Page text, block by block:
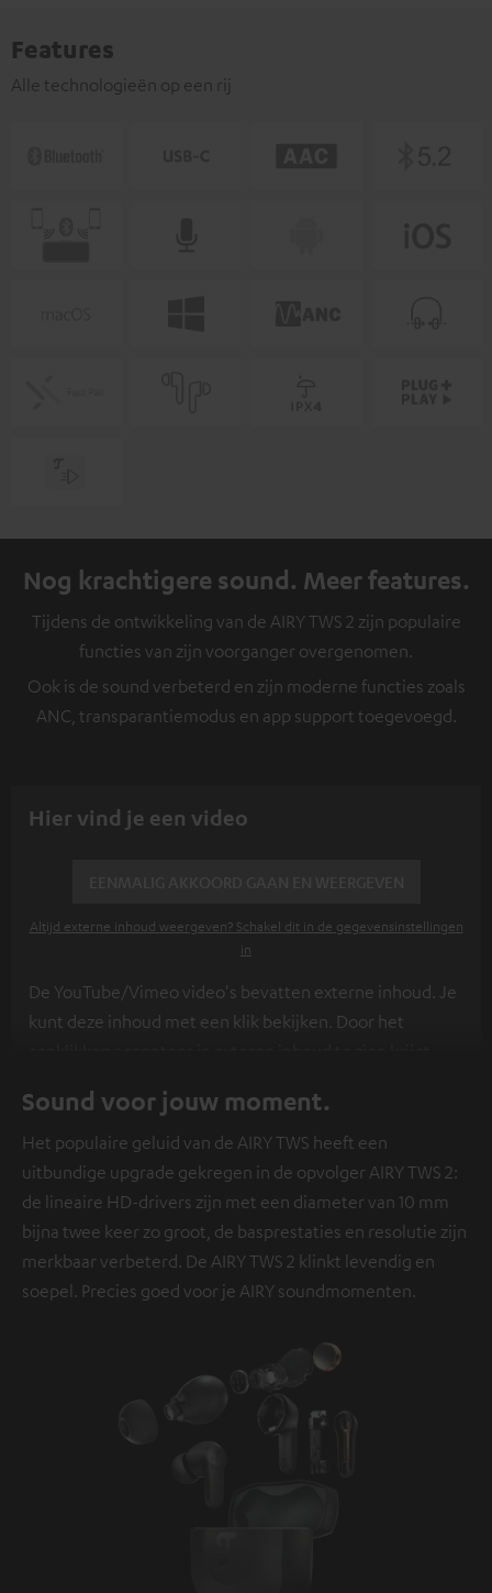
Features
Alle technologieën op een rij
Nog krachtigere sound. Meer features.
Tijdens de ontwikkeling van de AIRY TWS 2 zijn populaire
functies van zijn voorganger overgenomen.
Ook is de sound verbeterd en zijn moderne functies zoals
ANC, transparantiemodus en app support toegevoegd.
Hier vind je een video
Altijd externe inhoud weergeven? Schakel dit in de gegevensinstellingen
in
De YouTube/Vimeo video's bevatten externe inhoud. Je
kunt deze inhoud met een klik bekijken. Door het
verzameld en aan derden doorgestuurd. Meer info
hierover vind je in onsprivacybeleid.
Sound voor jouw moment.
Het populaire geluid van de AIRY TWS heeft een
uitbundige upgrade gekregen in de opvolger AIRY TWS 2:
de lineaire HD-drivers zijn met een diameter van 10 mm
bijna twee keer zo groot, de basprestaties en resolutie zijn
merkbaar verbeterd. De AIRY TWS 2 klinkt levendig en
soepel. Precies goed voor je AIRY soundmomenten.